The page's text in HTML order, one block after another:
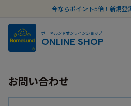
今ならポイント5倍！新規登
ボーネルンドオンラインショップ
ONLINE SHOP
お問い合わせ